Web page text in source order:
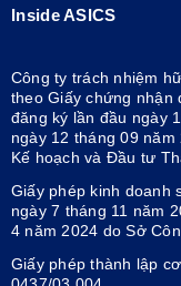
Inside ASICS
Công ty trách nhiệm
theo Giấy chứng nhận
đăng ký lần đầu ngày
ngày 12 tháng 09
Kế hoạch và Đầu tư
Giấy phép kinh doanh
ngày 7 tháng 11 năm
4 năm 2024 do Sở
Giấy phép thành lập